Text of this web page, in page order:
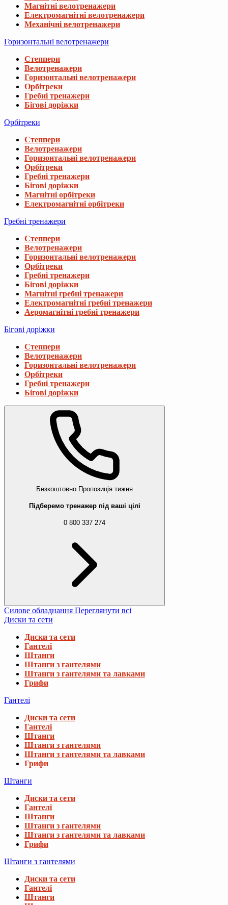
Магнітні велотренажери
Електромагнітні велотренажери
Механічні велотренажери
Горизонтальні велотренажери
Степпери
Велотренажери
Горизонтальні велотренажери
Орбітреки
Гребні тренажери
Бігові доріжки
Орбітреки
Степпери
Велотренажери
Горизонтальні велотренажери
Орбітреки
Гребні тренажери
Бігові доріжки
Магнітні орбітреки
Електромагнітні орбітреки
Гребні тренажери
Степпери
Велотренажери
Горизонтальні велотренажери
Орбітреки
Гребні тренажери
Бігові доріжки
Магнітні гребні тренажери
Електромагнітні гребні тренажери
Аеромагнітні гребні тренажери
Бігові доріжки
Степпери
Велотренажери
Горизонтальні велотренажери
Орбітреки
Гребні тренажери
Бігові доріжки
Безкоштовно Пропозиція тижня
Підберемо тренажер під ваші цілі
0 800 337 274
Силове обладнання Переглянути всі
Диски та сети
Диски та сети
Гантелі
Штанги
Штанги з гантелями
Штанги з гантелями та лавками
Грифи
Гантелі
Диски та сети
Гантелі
Штанги
Штанги з гантелями
Штанги з гантелями та лавками
Грифи
Штанги
Диски та сети
Гантелі
Штанги
Штанги з гантелями
Штанги з гантелями та лавками
Грифи
Штанги з гантелями
Диски та сети
Гантелі
Штанги